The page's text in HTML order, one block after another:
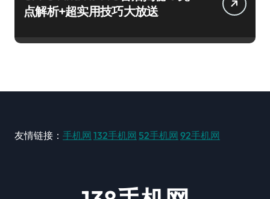
点解析+超实用技巧大放送
友情链接： 手机网 132手机网 52手机网 92手机网